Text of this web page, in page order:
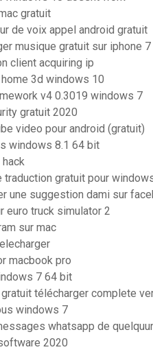
gratuit
de voix appel android gratuit
musique gratuit sur iphone 7
client acquiring ip
3d windows 10
v4 0.3019 windows 7
gratuit 2020
video pour android (gratuit)
windows 8.1 64 bit
traduction gratuit pour
une suggestion dami sur
euro truck simulator 2
sur mac
macbook pro
7 64 bit
télécharger complete
windows 7
whatsapp de
2020